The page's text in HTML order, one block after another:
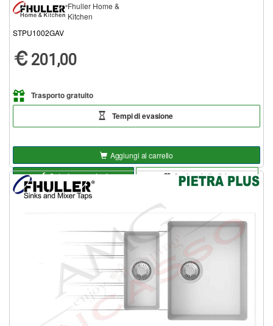
Fhuller Home &
Kitchen
STPU1002GAV
201,00
Trasporto gratuito
Tempi di evasione
Aggiungi al carrello
Seleziona opzioni
Aggiungi alla lista